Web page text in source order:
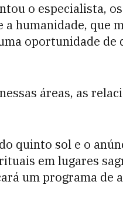
o especialista,
humanidade, que
oportunidade de
áreas, as
quinto sol e o
em lugares
um programa de